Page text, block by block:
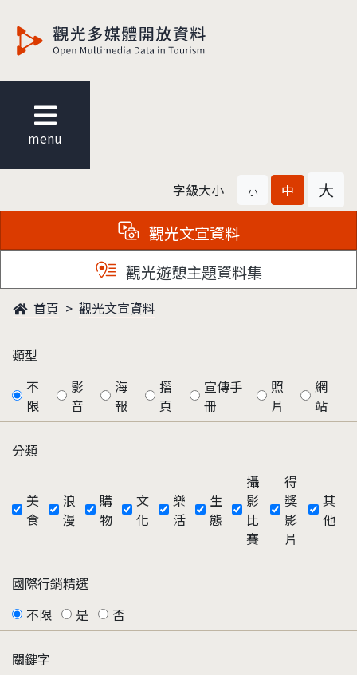
menu
字級大小 小 中 大
觀光文宣資料
觀光遊憩主題資料集
首頁 觀光文宣資料
類型
不
限
影
音
海
報
摺
頁
宣傳手
冊
照
片
網
站
分類
美
食
浪
漫
購
物
文
化
樂
活
生
態
攝
影
比
賽
得
獎
影
片
其
他
國際行銷精選
不限
是 否
關鍵字